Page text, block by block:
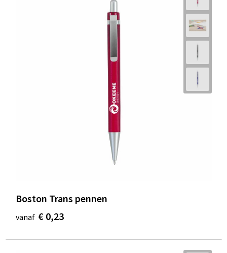
Boston Trans pennen
vanaf € 0,23